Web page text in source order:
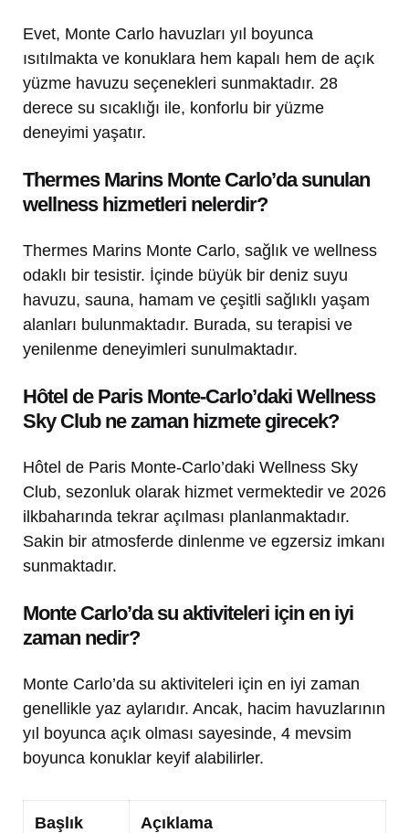
Evet, Monte Carlo havuzları yıl boyunca
ısıtılmakta ve konuklara hem kapalı hem de açık
yüzme havuzu seçenekleri sunmaktadır. 28
derece su sıcaklığı ile, konforlu bir yüzme
deneyimi yaşatır.
Thermes Marins Monte Carlo’da sunulan
wellness hizmetleri nelerdir?
Thermes Marins Monte Carlo, sağlık ve wellness
odaklı bir tesistir. İçinde büyük bir deniz suyu
havuzu, sauna, hamam ve çeşitli sağlıklı yaşam
alanları bulunmaktadır. Burada, su terapisi ve
yenilenme deneyimleri sunulmaktadır.
Hôtel de Paris Monte-Carlo’daki Wellness
Sky Club ne zaman hizmete girecek?
Hôtel de Paris Monte-Carlo’daki Wellness Sky
Club, sezonluk olarak hizmet vermektedir ve 2026
ilkbaharında tekrar açılması planlanmaktadır.
Sakin bir atmosferde dinlenme ve egzersiz imkanı
sunmaktadır.
Monte Carlo’da su aktiviteleri için en iyi
zaman nedir?
Monte Carlo’da su aktiviteleri için en iyi zaman
genellikle yaz aylarıdır. Ancak, hacim havuzlarının
yıl boyunca açık olması sayesinde, 4 mevsim
boyunca konuklar keyif alabilirler.
Başlık Açıklama